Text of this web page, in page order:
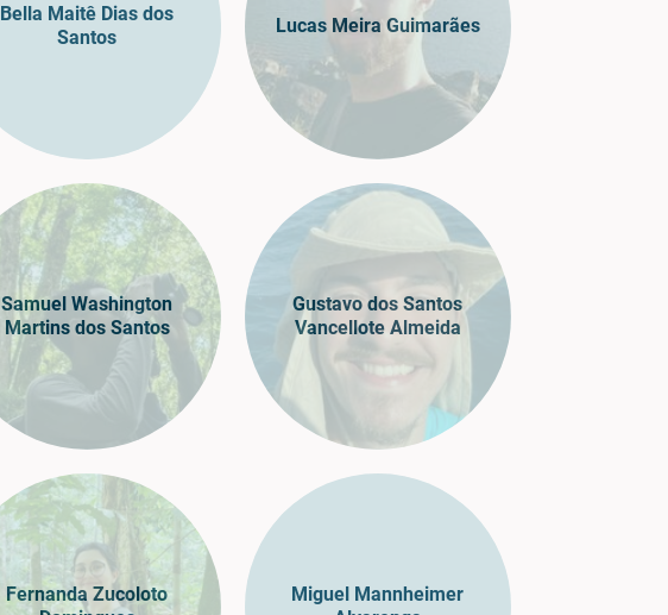
Bella Maitê Dias dos
Santos
Lucas Meira Guimarães
Samuel Washington
Martins dos Santos
Gustavo dos Santos
Vancellote Almeida
Fernanda Zucoloto
Miguel Mannheimer